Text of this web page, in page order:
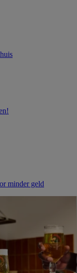
minder geld